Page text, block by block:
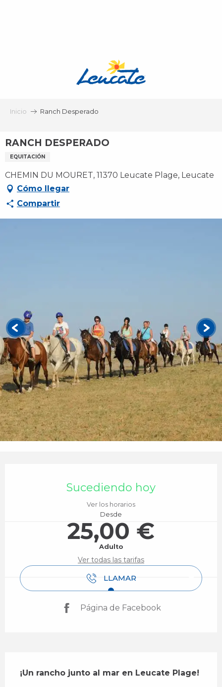
Inicio Ranch Desperado
RANCH DESPERADO
EQUITACIÓN
CHEMIN DU MOURET, 11370 Leucate Plage, Leucate
Cómo llegar
Compartir
Sucediendo hoy
Ver los horarios
Desde
25,00 €
Adulto
Ver todas las tarifas
LLAMAR
Página de Facebook
¡Un rancho junto al mar en Leucate Plage!